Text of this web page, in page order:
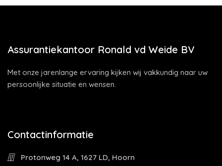
Assurantiekantoor Ronald vd Weide BV
Met onze jarenlange ervaring kijken wij vakkundig naar uw
persoonlijke situatie en wensen.
Contactinformatie
Protonweg 14 A, 1627 LD, Hoorn